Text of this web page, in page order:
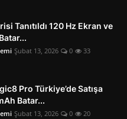
Tanıtıldı 120 Hz Ekran ve
Şubat 13, 2026 0 33
Pro Türkiye’de Satışa
Batar...
Şubat 13, 2026 0 20